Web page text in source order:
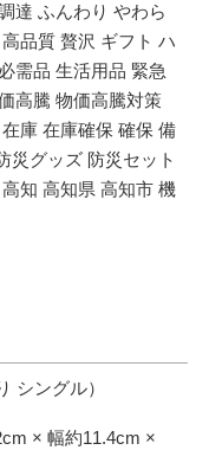
達 ふんわり やわら
品質 贅沢 ギフト ハ
需品 生活用品 緊急
高騰 物価高騰対策
庫 在庫確保 確保 備
災グッズ 防災セット
知 高知県 高知市 機
シングル）
× 幅約11.4cm ×